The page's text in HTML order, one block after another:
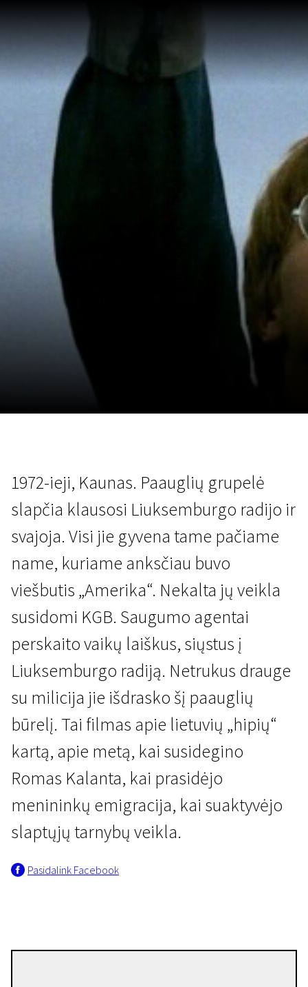
Vaikai iš „Amerikos“ viešbučio
1972-ieji, Kaunas. Paauglių grupelė
slapčia klausosi Liuksemburgo radijo ir
svajoja. Visi jie gyvena tame pačiame
name, kuriame anksčiau buvo
viešbutis „Amerika“. Nekalta jų veikla
susidomi KGB. Saugumo agentai
perskaito vaikų laiškus, siųstus į
Liuksemburgo radiją. Netrukus drauge
su milicija jie išdrasko šį paauglių
būrelį. Tai filmas apie lietuvių „hipių“
kartą, apie metą, kai susidegino
Romas Kalanta, kai prasidėjo
menininkų emigracija, kai suaktyvėjo
slaptųjų tarnybų veikla.
Pasidalink Facebook